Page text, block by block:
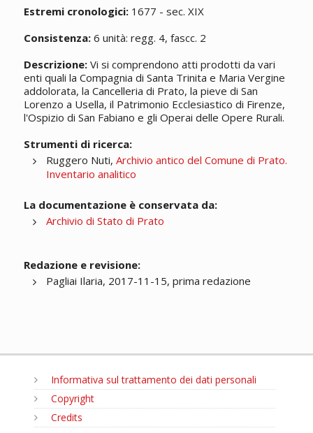
Estremi cronologici:1677 - sec. XIX
Consistenza:6 unità: regg. 4, fascc. 2
Descrizione:Vi si comprendono atti prodotti da vari
enti quali la Compagnia di Santa Trinita e Maria Vergine
addolorata, la Cancelleria di Prato, la pieve di San
Lorenzo a Usella, il Patrimonio Ecclesiastico di Firenze,
l'Ospizio di San Fabiano e gli Operai delle Opere Rurali.
Strumenti di ricerca:
Ruggero Nuti, Archivio antico del Comune di Prato.
Inventario analitico
La documentazione è conservata da:
Archivio di Stato di Prato
Redazione e revisione:
Pagliai Ilaria, 2017-11-15, prima redazione
Informativa sul trattamento dei dati personali
Copyright
Credits